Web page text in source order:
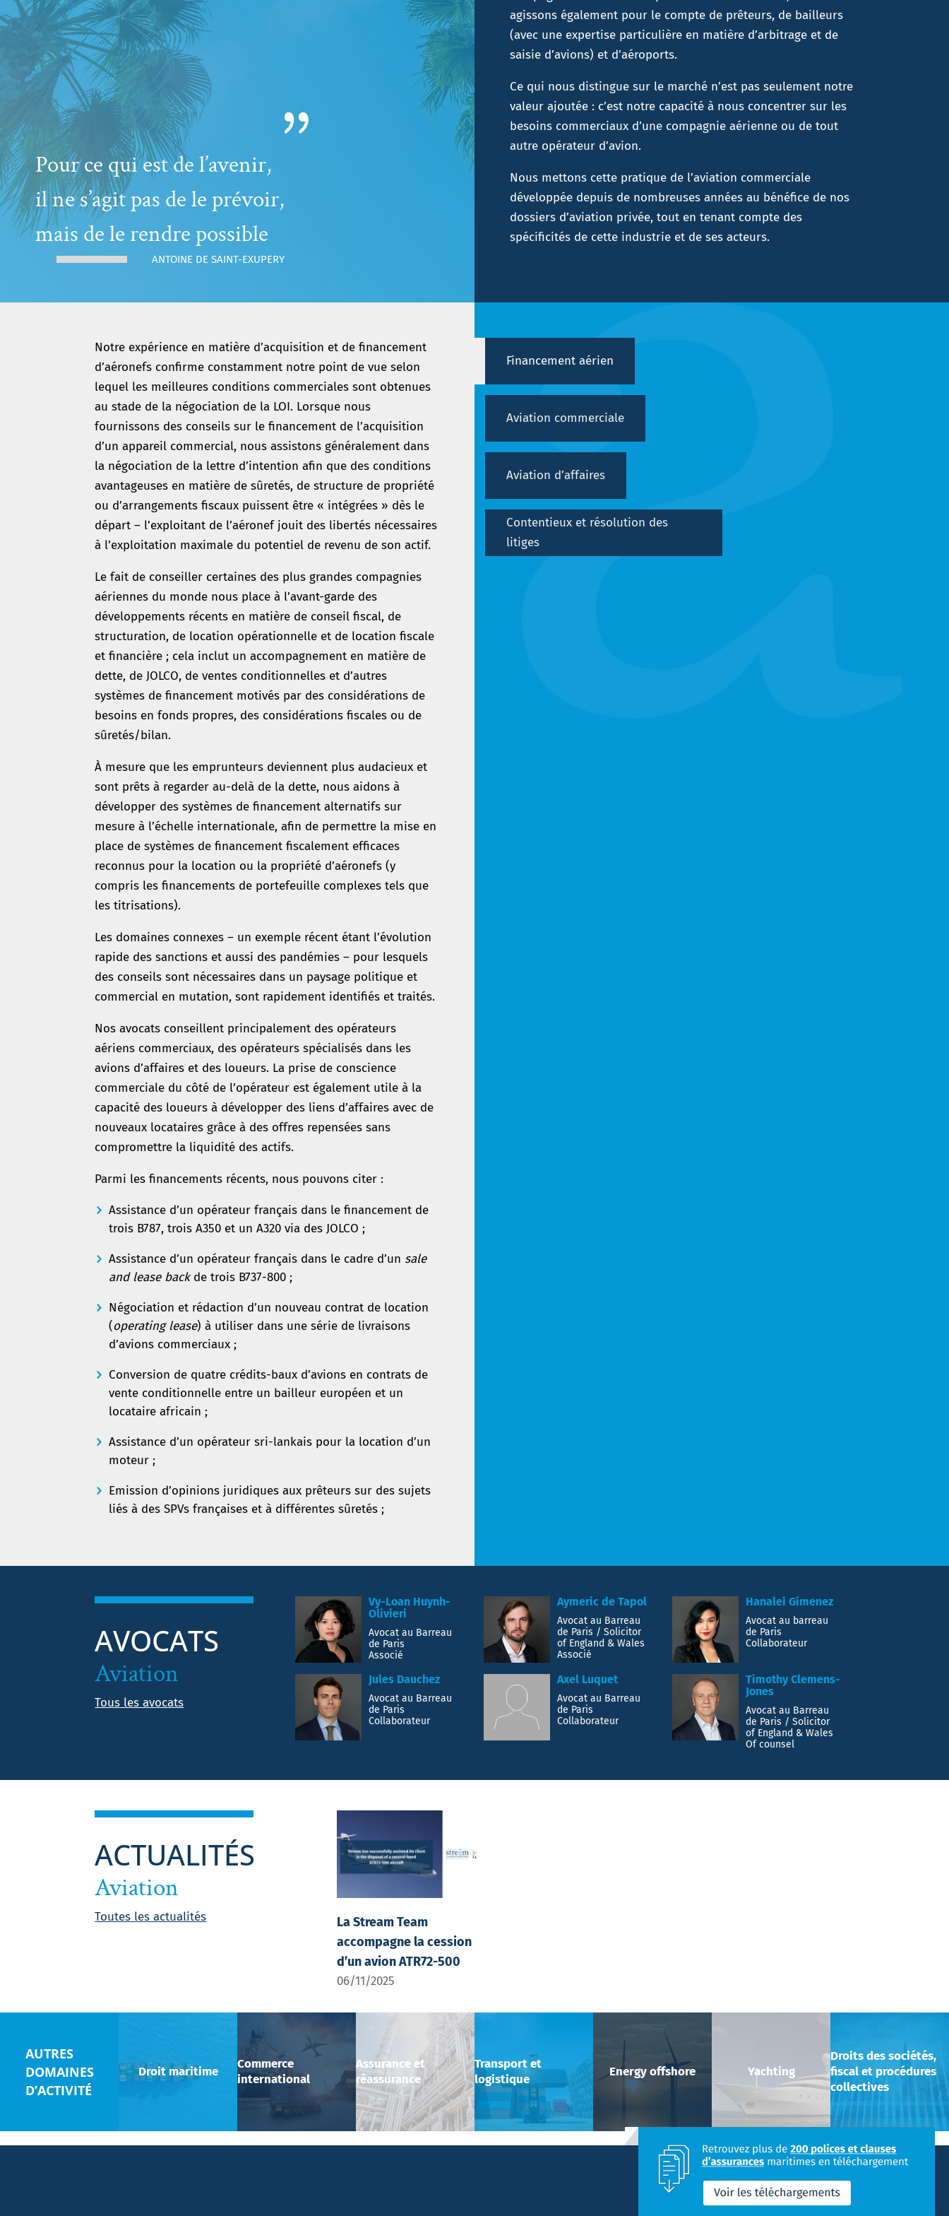
Pour ce qui est de l’avenir,
il ne s’agit pas de le prévoir,
mais de le rendre possible
ANTOINE DE SAINT-EXUPERY
agissons également pour le compte de prêteurs, de bailleurs
(avec une expertise particulière en matière d’arbitrage et de
saisie d’avions) et d’aéroports.
Ce qui nous distingue sur le marché n’est pas seulement notre
valeur ajoutée : c’est notre capacité à nous concentrer sur les
besoins commerciaux d’une compagnie aérienne ou de tout
autre opérateur d’avion.
Nous mettons cette pratique de l’aviation commerciale
développée depuis de nombreuses années au bénéfice de nos
dossiers d’aviation privée, tout en tenant compte des
spécificités de cette industrie et de ses acteurs.
Financement aérien
Aviation commerciale
Aviation d’affaires
Contentieux et résolution des
litiges
Notre expérience en matière d’acquisition et de financement
d’aéronefs confirme constamment notre point de vue selon
lequel les meilleures conditions commerciales sont obtenues
au stade de la négociation de la LOI. Lorsque nous
fournissons des conseils sur le financement de l’acquisition
d’un appareil commercial, nous assistons généralement dans
la négociation de la lettre d’intention afin que des conditions
avantageuses en matière de sûretés, de structure de propriété
ou d’arrangements fiscaux puissent être « intégrées » dès le
départ – l’exploitant de l’aéronef jouit des libertés nécessaires
à l’exploitation maximale du potentiel de revenu de son actif.
Le fait de conseiller certaines des plus grandes compagnies
aériennes du monde nous place à l’avant-garde des
développements récents en matière de conseil fiscal, de
structuration, de location opérationnelle et de location fiscale
et financière ; cela inclut un accompagnement en matière de
dette, de JOLCO, de ventes conditionnelles et d’autres
systèmes de financement motivés par des considérations de
besoins en fonds propres, des considérations fiscales ou de
sûretés/bilan.
À mesure que les emprunteurs deviennent plus audacieux et
sont prêts à regarder au-delà de la dette, nous aidons à
développer des systèmes de financement alternatifs sur
mesure à l’échelle internationale, afin de permettre la mise en
place de systèmes de financement fiscalement efficaces
reconnus pour la location ou la propriété d’aéronefs (y
compris les financements de portefeuille complexes tels que
les titrisations).
Les domaines connexes – un exemple récent étant l’évolution
rapide des sanctions et aussi des pandémies – pour lesquels
des conseils sont nécessaires dans un paysage politique et
commercial en mutation, sont rapidement identifiés et traités.
Nos avocats conseillent principalement des opérateurs
aériens commerciaux, des opérateurs spécialisés dans les
avions d’affaires et des loueurs. La prise de conscience
commerciale du côté de l’opérateur est également utile à la
capacité des loueurs à développer des liens d’affaires avec de
nouveaux locataires grâce à des offres repensées sans
compromettre la liquidité des actifs.
Parmi les financements récents, nous pouvons citer :
Assistance d’un opérateur français dans le financement de
trois B787, trois A350 et un A320 via des JOLCO ;
Assistance d’un opérateur français dans le cadre d’un sale
and lease backde trois B737-800 ;
Négociation et rédaction d’un nouveau contrat de location
(operating lease) à utiliser dans une série de livraisons
d’avions commerciaux ;
Conversion de quatre crédits-baux d’avions en contrats de
vente conditionnelle entre un bailleur européen et un
locataire africain ;
Assistance d’un opérateur sri-lankais pour la location d’un
moteur ;
Emission d’opinions juridiques aux prêteurs sur des sujets
liés à des SPVs françaises et à différentes sûretés ;
AVOCATS
Aviation
Tous les avocats
Vy-Loan Huynh-
Olivieri
Avocat au Barreau
de Paris
Associé
Aymeric de Tapol
Avocat au Barreau
de Paris / Solicitor
of England & Wales
Associé
Hanalei Gimenez
Avocat au barreau
de Paris
Collaborateur
Jules Dauchez
Avocat au Barreau
de Paris
Collaborateur
Axel Luquet
Avocat au Barreau
de Paris
Collaborateur
Timothy Clemens-
Jones
Avocat au Barreau
de Paris / Solicitor
of England & Wales
Of counsel
ACTUALITÉS
Aviation
Toutes les actualités
La Stream Team
accompagne la cession
d’un avion ATR72-500
06/11/2025
AUTRES
DOMAINES
D’ACTIVITÉ
Droit maritime
Commerce
international
Assurance et
réassurance
Transport et
logistique
Energy offshore Yachting
Droits des sociétés,
fiscal et procédures
collectives